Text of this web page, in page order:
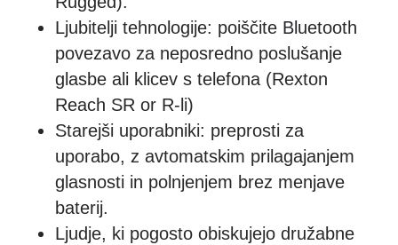
Ljubitelji tehnologije: poiščite Bluetooth
povezavo za neposredno poslušanje
glasbe ali klicev s telefona (Rexton
Reach SR or R-li)
Starejši uporabniki: preprosti za
uporabo, z avtomatskim prilagajanjem
glasnosti in polnjenjem brez menjave
baterij.
Ljudje, ki pogosto obiskujejo družabne